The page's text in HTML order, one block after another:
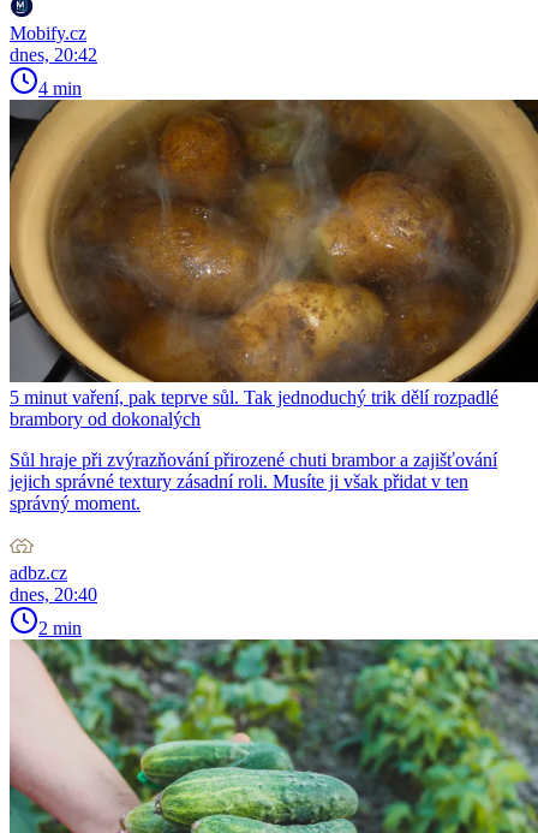
Mobify.cz
dnes, 20:42
4 min
5 minut vaření, pak teprve sůl. Tak jednoduchý trik dělí rozpadlé
brambory od dokonalých
Sůl hraje při zvýrazňování přirozené chuti brambor a zajišťování
jejich správné textury zásadní roli. Musíte ji však přidat v ten
správný moment.
adbz.cz
dnes, 20:40
2 min